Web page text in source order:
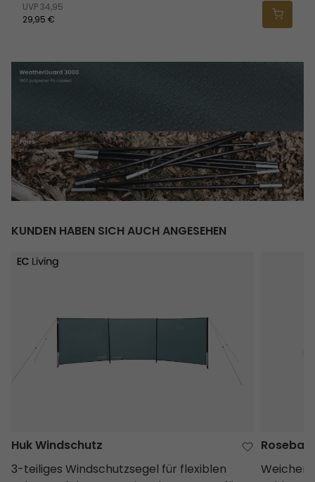
UVP34,95
29,95 €
KUNDEN HABEN SICH AUCH ANGESEHEN
Huk Windschutz
Huk Windschutz
3-teiliges Windschutzsegel für flexiblen
Weicher